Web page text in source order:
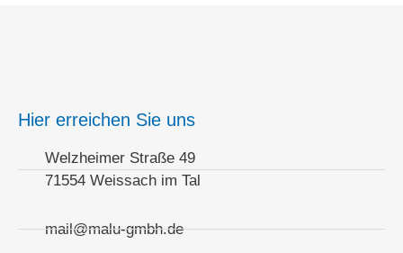
Hier erreichen Sie uns
Welzheimer Straße 49
71554 Weissach im Tal
mail@malu-gmbh.de